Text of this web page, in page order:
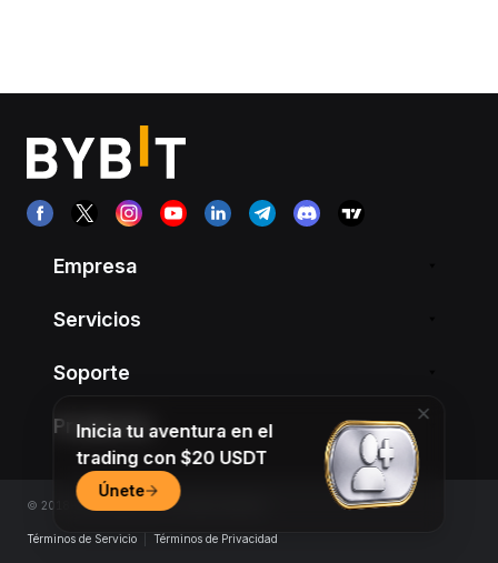
Empresa
Servicios
Soporte
Productos
© 2018-2026 Bybit.com. All rights reserved.
Términos de Servicio Términos de Privacidad
Inicia tu aventura en el
trading con $20 USDT
Únete